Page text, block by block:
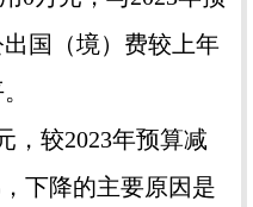
国（境）费较上年
较2023年预算减
下降的主要原因是